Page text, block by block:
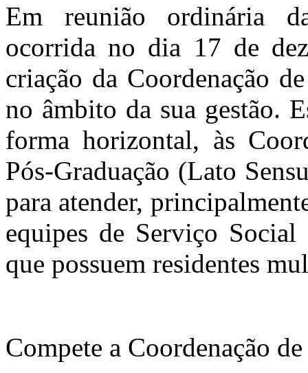
Em reunião ordinária
ocorrida no dia 17 de
criação da Coordenação
no âmbito da sua gestão.
forma horizontal, às
Pós-Graduação (Lato
para atender,
equipes de Serviço Social
que possuem residentes
Compete a Coordenação